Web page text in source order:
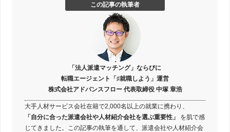
広島 岡山 鳥取 島根
山口
この記事の執筆者
「法人派遣マッチング」ならびに
転職エージェント「♯就職しよう」運営
株式会社アドバンスフロー 代表取締役 中塚 章浩
大手人材サービス会社在籍で2,000名以上の就業に携わり、
「自分に合った派遣会社や人材紹介会社を選ぶ重要性」
を肌で感
じてきました。この記事の執筆を通して、派遣会社や人材紹介会